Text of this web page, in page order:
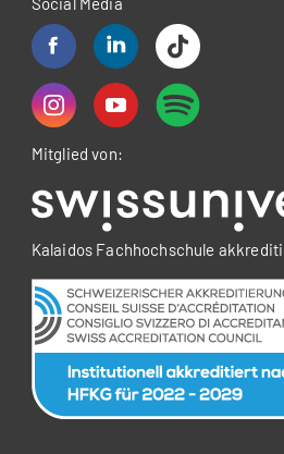
Mitglied von:
Kalaidos Fachhochschule